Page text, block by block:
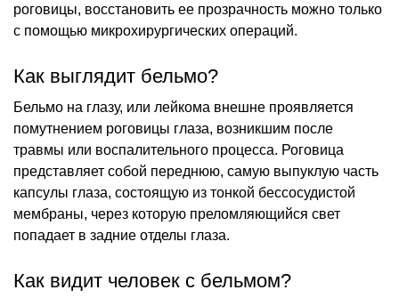
роговицы, восстановить ее прозрачность можно только
с помощью микрохирургических операций.
Как выглядит бельмо?
Бельмо на глазу, или лейкома внешне проявляется
помутнением роговицы глаза, возникшим после
травмы или воспалительного процесса. Роговица
представляет собой переднюю, самую выпуклую часть
капсулы глаза, состоящую из тонкой бессосудистой
мембраны, через которую преломляющийся свет
попадает в задние отделы глаза.
Как видит человек с бельмом?